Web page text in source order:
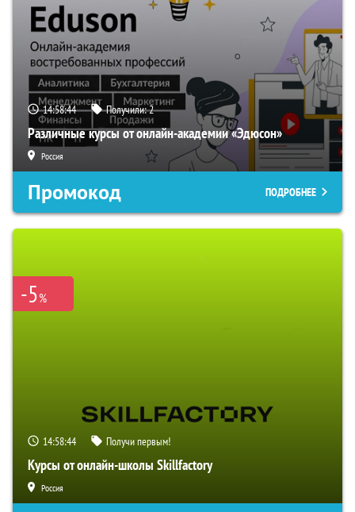
14:58:43 Получили:2
Различные курсы от онлайн-академии «Эдюсон»
Россия
Промокод ПОДРОБНЕЕ
-5%
14:58:43 Получи первым!
Курсы от онлайн-школы Skillfactory
Россия